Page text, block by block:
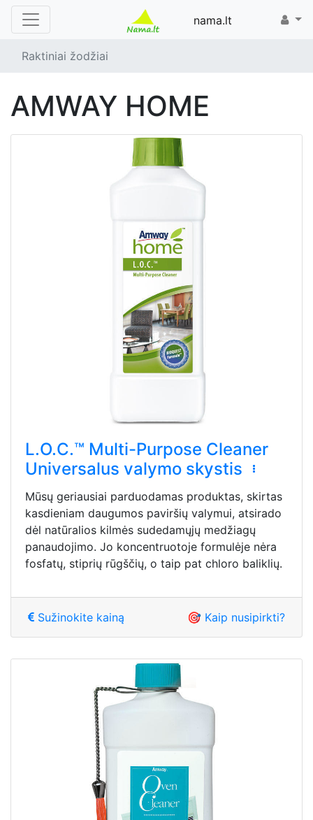
nama.lt
Raktiniai žodžiai
AMWAY HOME
L.O.C.™ Multi-Purpose Cleaner
Universalus valymo skystis
Mūsų geriausiai parduodamas produktas, skirtas
kasdieniam daugumos paviršių valymui, atsirado
dėl natūralios kilmės sudedamųjų medžiagų
panaudojimo. Jo koncentruotoje formulėje nėra
fosfatų, stiprių rūgščių, o taip pat chloro baliklių.
Sužinokite kainą 🎯 Kaip nusipirkti?